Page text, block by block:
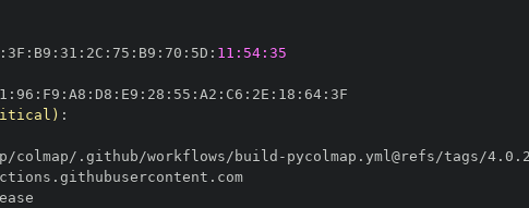
3F : B9 : 31 : 2C : 75 : B9 : 70 : 5D : 11:54:35
: 96 : F9 : A8 : D8 : E9 : 28 : 55 : A2 : C6 : 2E : 18 : 64:
:
colmap/.github/workflows/build -
//token.actions.githubusercontent.com